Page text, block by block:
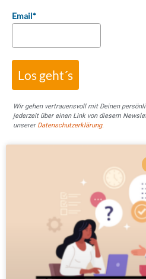
Email*
Los geht´s
Wir gehen vertrauensvoll mit Deinen
jederzeit über einen Link von diesem
unserer Datenschutzerklärung.